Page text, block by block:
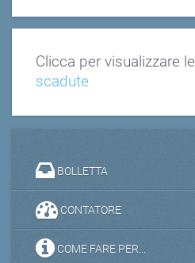
Clicca per visualizzare le
scadute
BOLLETTA
CONTATORE
COME FARE PER...